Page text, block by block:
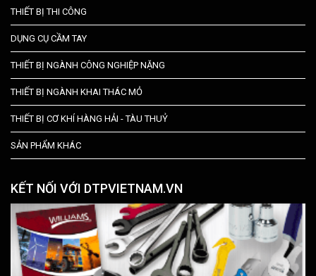
THIẾT BỊ THI CÔNG
DỤNG CỤ CẦM TAY
THIẾT BỊ NGÀNH CÔNG NGHIỆP NẶNG
THIẾT BỊ NGÀNH KHAI THÁC MỎ
THIẾT BỊ CƠ KHÍ HÀNG HẢI - TÀU THUỶ
SẢN PHẨM KHÁC
KẾT NỐI VỚI DTPVIETNAM.VN